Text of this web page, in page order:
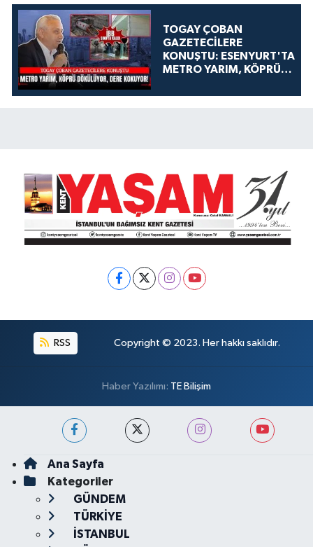
TOGAY ÇOBAN
GAZETECİLERE
KONUŞTU: ESENYURT'TA
METRO YARIM, KÖPRÜ
KOKUYOR!
RSS Copyright © 2023. Her hakkı saklıdır.
Haber Yazılımı: TE Bilişim
Ana Sayfa
Kategoriler
GÜNDEM
TÜRKİYE
İSTANBUL